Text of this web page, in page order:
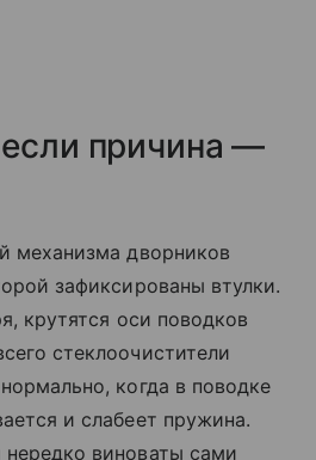
причина —
механизма дворников
зафиксированы втулки.
крутятся оси поводков
стеклоочистители
когда в поводке
и слабеет пружина.
виноваты сами